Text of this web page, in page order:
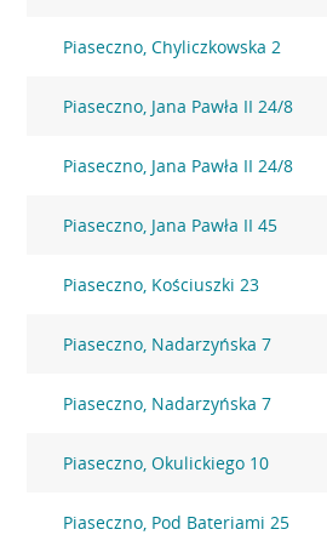
Piaseczno, Chyliczkowska 2
Piaseczno, Jana Pawła II 24/8
Piaseczno, Jana Pawła II 24/8
Piaseczno, Jana Pawła II 45
Piaseczno, Kościuszki 23
Piaseczno, Nadarzyńska 7
Piaseczno, Nadarzyńska 7
Piaseczno, Okulickiego 10
Piaseczno, Pod Bateriami 25